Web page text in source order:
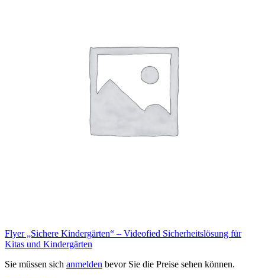
Flyer „Sichere Kindergärten“ – Videofied Sicherheitslösung für
Kitas und Kindergärten
Sie müssen sich anmelden bevor Sie die Preise sehen können.